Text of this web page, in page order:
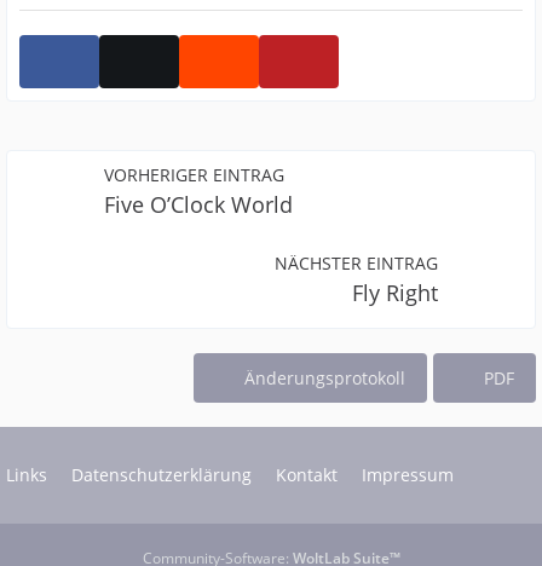
VORHERIGER EINTRAG
Five O’Clock World
NÄCHSTER EINTRAG
Fly Right
Änderungsprotokoll PDF
Links Datenschutzerklärung Kontakt Impressum
Community-Software: WoltLab Suite™